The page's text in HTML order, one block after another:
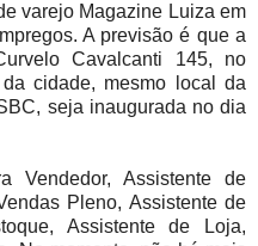
varejo Magazine Luiza em
A previsão é que a
Cavalcanti 145, no
cidade, mesmo local da
seja inaugurada no dia
Vendedor, Assistente de
Pleno, Assistente de
Assistente de Loja,